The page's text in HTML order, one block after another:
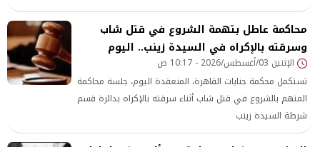
وسط متابعة دقيقة من رجال المرور لـ الحالة المرورية.
محاكمة عاطل بتهمة الشروع في قتل شاب
وسرقته بالإكراه في السيدة زينب.. اليوم
الإثنين 03/أغسطس/2026 - 10:17 ص
تستكمل محكمة جنايات القاهرة، المنعقدة اليوم، جلسة محاكمة
المتهم بالشروع في قتل شاب أثناء سرقته بالإكراه بدائرة قسم
شرطة السيدة زينب